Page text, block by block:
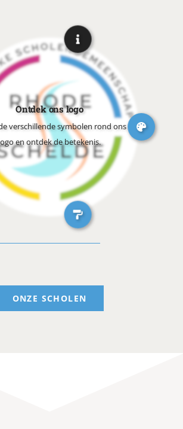
Ontdek ons logo
verschillende symbolen rond ons
en ontdek de betekenis.
ONZE SCHOLEN